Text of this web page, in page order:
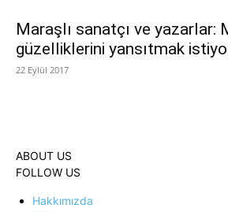
Maraşlı sanatçı ve yazarlar:
güzelliklerini yansıtmak
22 Eylül 2017
ABOUT US
FOLLOW US
Hakkımızda